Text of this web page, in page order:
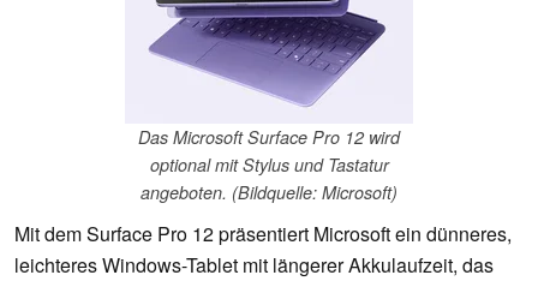
Das Microsoft Surface Pro 12 wird
optional mit Stylus und Tastatur
angeboten. (Bildquelle: Microsoft)
Mit dem Surface Pro 12 präsentiert Microsoft ein dünneres,
leichteres Windows-Tablet mit längerer Akkulaufzeit, das